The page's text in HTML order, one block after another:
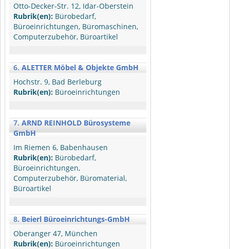
Otto-Decker-Str. 12, Idar-Oberstein
Rubrik(en): Bürobedarf,
Büroeinrichtungen, Büromaschinen,
Computerzubehör, Büroartikel
6. ALETTER Möbel & Objekte GmbH
Hochstr. 9, Bad Berleburg
Rubrik(en): Büroeinrichtungen
7. ARND REINHOLD Bürosysteme
GmbH
Im Riemen 6, Babenhausen
Rubrik(en): Bürobedarf,
Büroeinrichtungen,
Computerzubehör, Büromaterial,
Büroartikel
8. Beierl Büroeinrichtungs-GmbH
Oberanger 47, München
Rubrik(en): Büroeinrichtungen